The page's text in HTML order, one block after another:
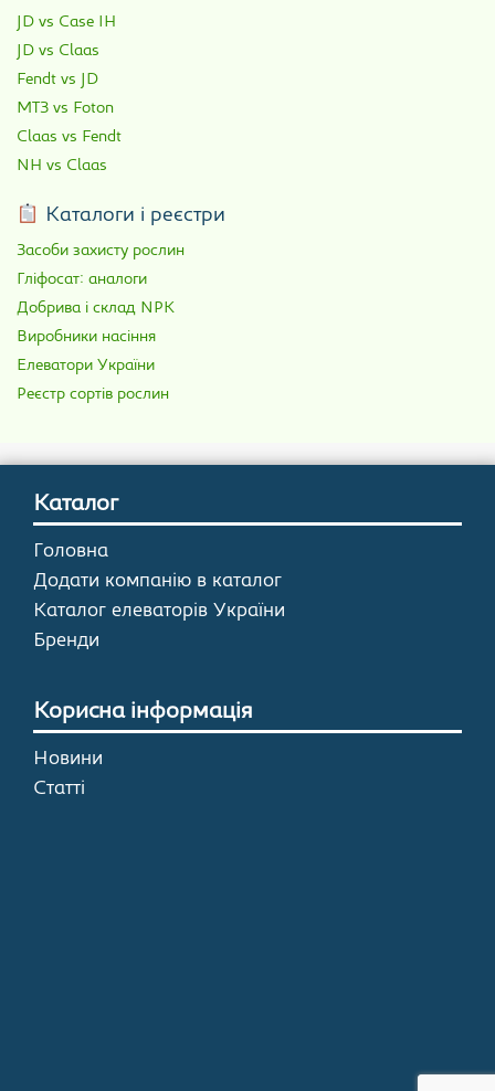
JD vs Case IH
JD vs Claas
Fendt vs JD
МТЗ vs Foton
Claas vs Fendt
NH vs Claas
Каталоги і реєстри
Засоби захисту рослин
Гліфосат: аналоги
Добрива і склад NPK
Виробники насіння
Елеватори України
Реєстр сортів рослин
Каталог
Головна
Додати компанію в каталог
Каталог елеваторів України
Бренди
Корисна інформація
Новини
Статті